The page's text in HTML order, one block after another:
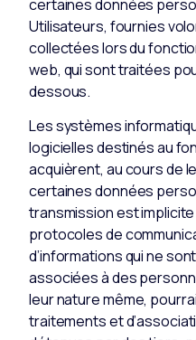
certaines données
Utilisateurs, fournies
collectées lors du
web, qui sont traitées
dessous.
Les systèmes
logicielles destinés au
acquièrent, au cours de
certaines données
transmission est implicite
protocoles de
d’informations qui ne
associées à des
leur nature même,
traitements et